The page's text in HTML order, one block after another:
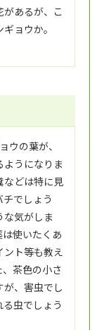
あるが、こ
ョウか。
ウの葉が、
うになりま
などは特に見
でしょう
気がしま
使いたくあ
ント等も教え
茶色の小さ
、害虫でし
虫でしょう